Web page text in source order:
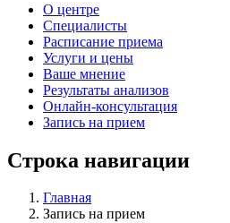
О центре
Специалисты
Расписание приема
Услуги и цены
Ваше мнение
Результаты анализов
Онлайн-консультация
Запись на прием
Строка навигации
Главная
Запись на прием